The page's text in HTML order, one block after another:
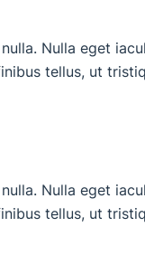
Nulla eget
tellus, ut
Nulla eget
tellus, ut